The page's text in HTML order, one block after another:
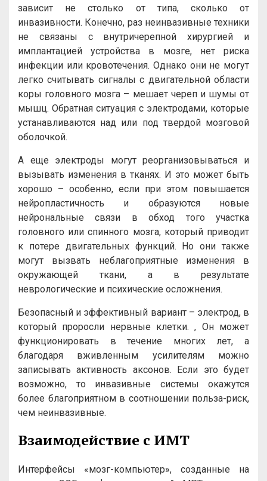
зависит не столько от типа, сколько от
инвазивности. Конечно, раз неинвазивные техники
не связаны с внутричерепной хирургией и
имплантацией устройства в мозге, нет риска
инфекции или кровотечения. Однако они не могут
легко считывать сигналы с двигательной области
коры головного мозга ­– мешает череп и шумы от
мышц. Обратная ситуация с электродами, которые
устанавливаются над или под твердой мозговой
оболочкой.
А еще электроды могут реорганизовываться и
вызывать изменения в тканях. И это может быть
хорошо – особенно, если при этом повышается
нейропластичность и образуются новые
нейрональные связи в обход того участка
головного или спинного мозга, который приводит
к потере двигательных функций. Но они также
могут вызвать неблагоприятные изменения в
окружающей ткани, а в результате
неврологические и психические осложнения.
Безопасный и эффективный вариант – электрод, в
который проросли нервные клетки. , Он может
функционировать в течение многих лет, а
благодаря вживленным усилителям можно
записывать активность аксонов. Если это будет
возможно, то инвазивные системы окажутся
более благоприятном в соотношении польза-риск,
чем неинвазивные.
Взаимодействие с ИМТ
Интерфейсы «мозг-компьютер», созданные на